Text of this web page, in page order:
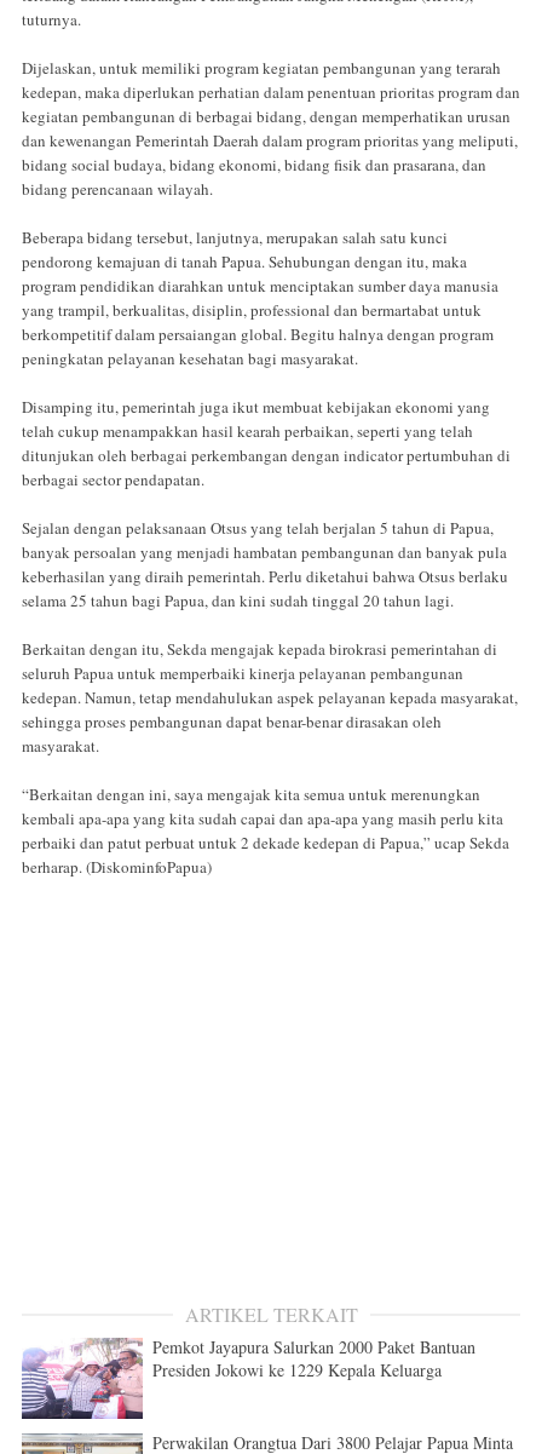
tuturnya.
Dijelaskan, untuk memiliki program kegiatan pembangunan yang terarah
kedepan, maka diperlukan perhatian dalam penentuan prioritas program dan
kegiatan pembangunan di berbagai bidang, dengan memperhatikan urusan
dan kewenangan Pemerintah Daerah dalam program prioritas yang meliputi,
bidang social budaya, bidang ekonomi, bidang fisik dan prasarana, dan
bidang perencanaan wilayah.
Beberapa bidang tersebut, lanjutnya, merupakan salah satu kunci
pendorong kemajuan di tanah Papua. Sehubungan dengan itu, maka
program pendidikan diarahkan untuk menciptakan sumber daya manusia
yang trampil, berkualitas, disiplin, professional dan bermartabat untuk
berkompetitif dalam persaiangan global. Begitu halnya dengan program
peningkatan pelayanan kesehatan bagi masyarakat.
Disamping itu, pemerintah juga ikut membuat kebijakan ekonomi yang
telah cukup menampakkan hasil kearah perbaikan, seperti yang telah
ditunjukan oleh berbagai perkembangan dengan indicator pertumbuhan di
berbagai sector pendapatan.
Sejalan dengan pelaksanaan Otsus yang telah berjalan 5 tahun di Papua,
banyak persoalan yang menjadi hambatan pembangunan dan banyak pula
keberhasilan yang diraih pemerintah. Perlu diketahui bahwa Otsus berlaku
selama 25 tahun bagi Papua, dan kini sudah tinggal 20 tahun lagi.
Berkaitan dengan itu, Sekda mengajak kepada birokrasi pemerintahan di
seluruh Papua untuk memperbaiki kinerja pelayanan pembangunan
kedepan. Namun, tetap mendahulukan aspek pelayanan kepada masyarakat,
sehingga proses pembangunan dapat benar-benar dirasakan oleh
masyarakat.
“Berkaitan dengan ini, saya mengajak kita semua untuk merenungkan
kembali apa-apa yang kita sudah capai dan apa-apa yang masih perlu kita
perbaiki dan patut perbuat untuk 2 dekade kedepan di Papua,” ucap Sekda
berharap. (DiskominfoPapua)
ARTIKEL TERKAIT
Pemkot Jayapura Salurkan 2000 Paket Bantuan
Presiden Jokowi ke 1229 Kepala Keluarga
Perwakilan Orangtua Dari 3800 Pelajar Papua Minta